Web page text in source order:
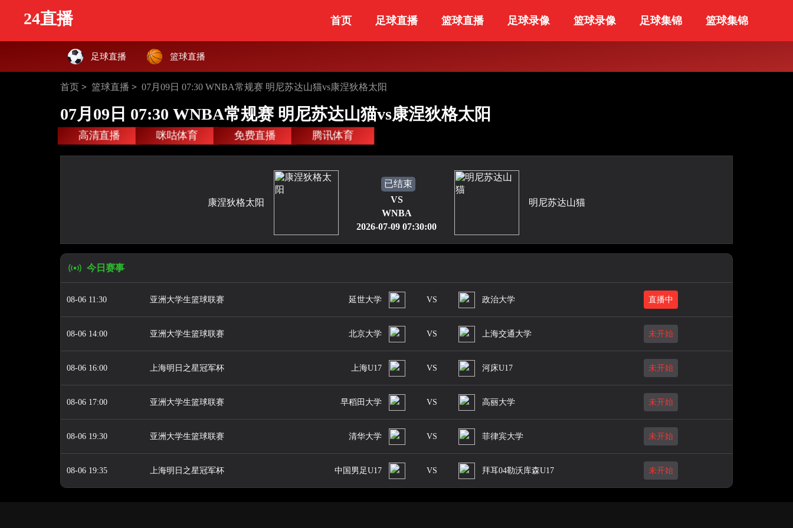
24直播 首页 足球直播 篮球直播 足球录像 篮球录像 足球集锦 篮球集锦
足球直播 篮球直播
首页 > 篮球直播 > 07月09日 07:30 WNBA常规赛 明尼苏达山猫vs康涅狄格太阳
07月09日 07:30 WNBA常规赛 明尼苏达山猫vs康涅狄格太阳
高清直播 咪咕体育 免费直播 腾讯体育
康涅狄格太阳
已结束
VS
WNBA
2026-07-09 07:30:00
明尼苏达山猫
今日赛事
08-06 11:30 亚洲大学生篮球联赛 延世大学 VS 政治大学 直播中
08-06 14:00 亚洲大学生篮球联赛 北京大学 VS 上海交通大学 未开始
08-06 16:00 上海明日之星冠军杯 上海U17 VS 河床U17 未开始
08-06 17:00 亚洲大学生篮球联赛 早稻田大学 VS 高丽大学 未开始
08-06 19:30 亚洲大学生篮球联赛 清华大学 VS 菲律宾大学 未开始
08-06 19:35 上海明日之星冠军杯 中国男足U17 VS 拜耳04勒沃库森U17 未开始